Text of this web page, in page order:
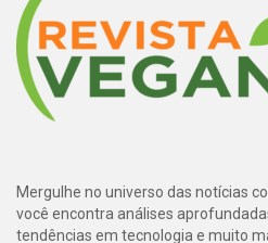
Mergulhe no universo das notícias
você encontra análises
tendências em tecnologia e muito